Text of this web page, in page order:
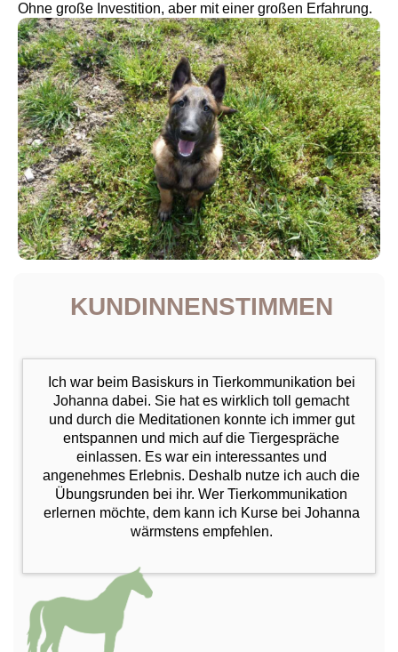
Ohne große Investition, aber mit einer großen Erfahrung.
KUNDINNENSTIMMEN
Ich war beim Basiskurs in Tierkommunikation bei
Johanna dabei. Sie hat es wirklich toll gemacht
und durch die Meditationen konnte ich immer gut
entspannen und mich auf die Tiergespräche
einlassen. Es war ein interessantes und
angenehmes Erlebnis. Deshalb nutze ich auch die
Übungsrunden bei ihr. Wer Tierkommunikation
erlernen möchte, dem kann ich Kurse bei Johanna
wärmstens empfehlen.